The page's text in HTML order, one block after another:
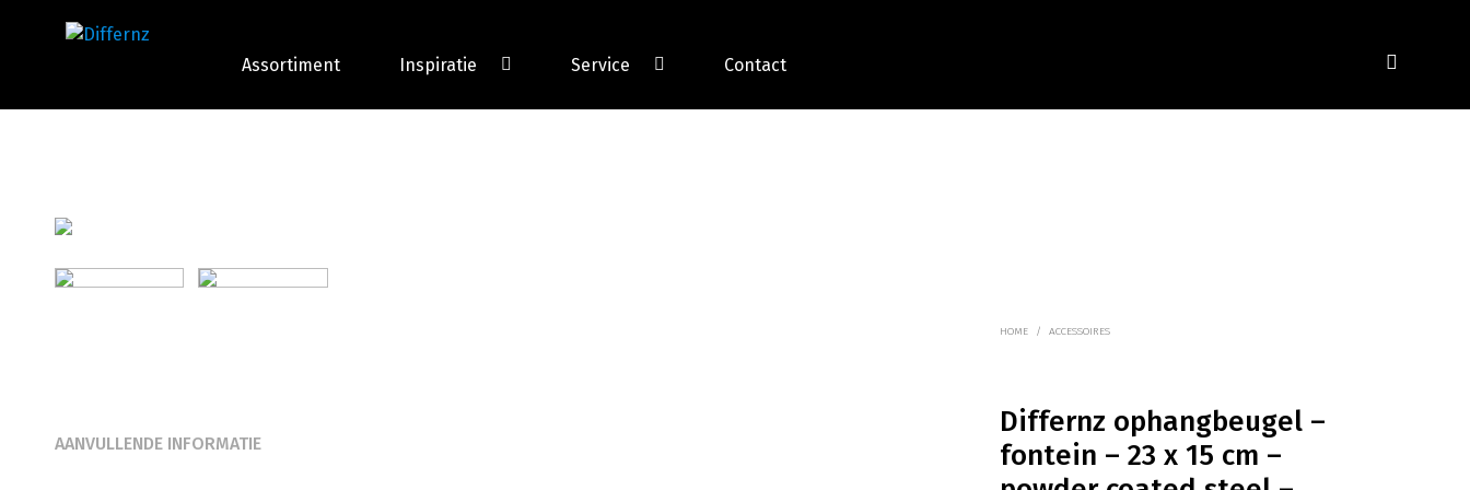
Assortiment Inspiratie Service Contact
HOME / ACCESSOIRES
Differnz ophangbeugel –
fontein – 23 x 15 cm –
AANVULLENDE INFORMATIE